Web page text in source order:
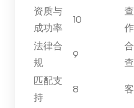
资质与
成功率
10
法律合
规
9
查
匹配支
持
8